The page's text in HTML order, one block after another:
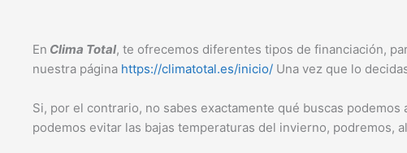
En Clima Total, te ofrecemos diferentes tipos de financiación,
nuestra página https://climatotal.es/inicio/ Una vez que lo
Si, por el contrario, no sabes exactamente qué buscas
podemos evitar las bajas temperaturas del invierno, podremos,